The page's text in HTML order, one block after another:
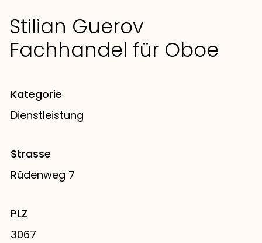
Stilian Guerov
Fachhandel für Oboe
Kategorie
Dienstleistung
Strasse
Rüdenweg 7
PLZ
3067